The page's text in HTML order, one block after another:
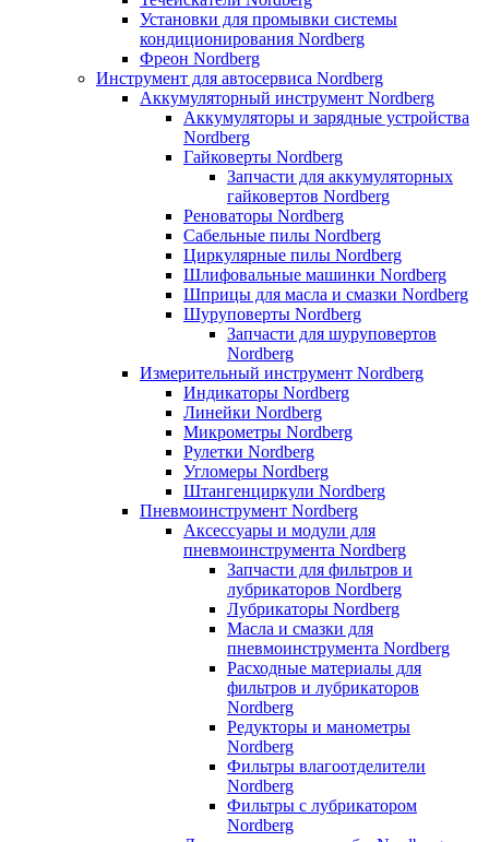
Установки для промывки системы
кондиционирования Nordberg
Фреон Nordberg
Инструмент для автосервиса Nordberg
Аккумуляторный инструмент Nordberg
Аккумуляторы и зарядные устройства
Nordberg
Гайковерты Nordberg
Запчасти для аккумуляторных
гайковертов Nordberg
Реноваторы Nordberg
Сабельные пилы Nordberg
Циркулярные пилы Nordberg
Шлифовальные машинки Nordberg
Шприцы для масла и смазки Nordberg
Шуруповерты Nordberg
Запчасти для шуруповертов
Nordberg
Измерительный инструмент Nordberg
Индикаторы Nordberg
Линейки Nordberg
Микрометры Nordberg
Рулетки Nordberg
Угломеры Nordberg
Штангенциркули Nordberg
Пневмоинструмент Nordberg
Аксессуары и модули для
пневмоинструмента Nordberg
Запчасти для фильтров и
лубрикаторов Nordberg
Лубрикаторы Nordberg
Масла и смазки для
пневмоинструмента Nordberg
Расходные материалы для
фильтров и лубрикаторов
Nordberg
Редукторы и манометры
Nordberg
Фильтры влагоотделители
Nordberg
Фильтры с лубрикатором
Nordberg